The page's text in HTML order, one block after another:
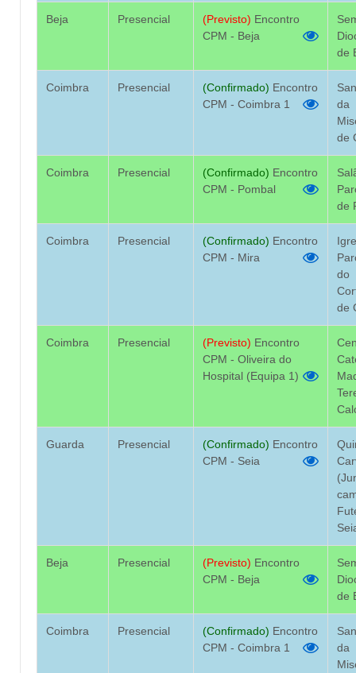
Beja Presencial (Previsto) Encontro
CPM - Beja
de
Coimbra Presencial (Confirmado) Encontro
CPM - Coimbra 1
da
de
Coimbra Presencial (Confirmado) Encontro
CPM - Pombal
de
Coimbra Presencial (Confirmado) Encontro
CPM - Mira
do
de
Coimbra Presencial (Previsto) Encontro
CPM - Oliveira do
Hospital (Equipa 1)
Guarda Presencial (Confirmado) Encontro
CPM - Seia
Beja Presencial (Previsto) Encontro
CPM - Beja
de
Coimbra Presencial (Confirmado) Encontro
CPM - Coimbra 1
da